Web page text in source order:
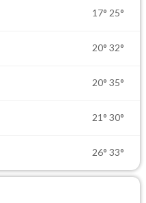
17° 25°
20° 32°
20° 35°
21° 30°
26° 33°